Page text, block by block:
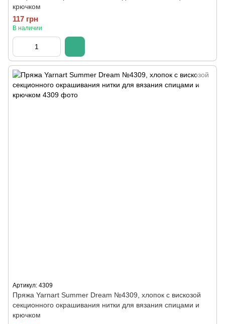
крючком
117 грн
В наличии
Артикул: 4309
Пряжа Yarnart Summer Dream №4309, хлопок с вискозой
секционного окрашивания нитки для вязания спицами и
крючком